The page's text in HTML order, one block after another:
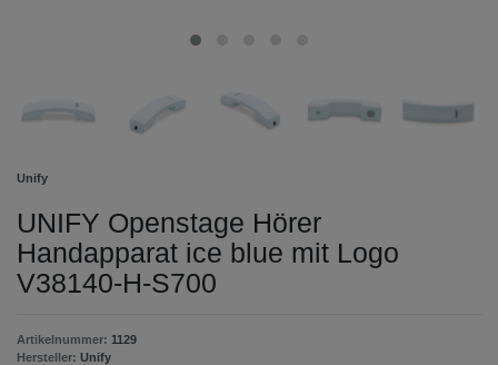
Unify
UNIFY Openstage Hörer
Handapparat ice blue mit Logo
V38140-H-S700
Artikelnummer: 1129
Hersteller: Unify